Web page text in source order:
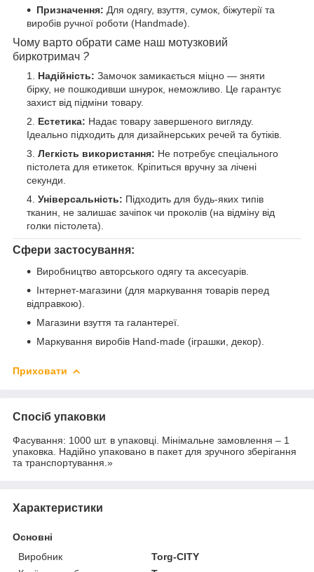
Призначення: Для одягу, взуття, сумок, біжутерії та
виробів ручної роботи (Handmade).
Чому варто обрати саме наш мотузковий
биркотримач ?
Надійність: Замочок замикається міцно — зняти
бірку, не пошкодивши шнурок, неможливо. Це гарантує
захист від підміни товару.
Естетика: Надає товару завершеного вигляду.
Ідеально підходить для дизайнерських речей та бутіків.
Легкість використання: Не потребує спеціального
пістолета для етикеток. Кріпиться вручну за лічені
секунди.
Універсальність: Підходить для будь-яких типів
тканин, не залишає зачіпок чи проколів (на відміну від
голки пістолета).
Сфери застосування:
Виробництво авторського одягу та аксесуарів.
Інтернет-магазини (для маркування товарів перед
відправкою).
Магазини взуття та галантереї.
Маркування виробів Hand-made (іграшки, декор).
Приховати
Спосіб упаковки
Фасування: 1000 шт. в упаковці. Мінімальне замовлення – 1
упаковка. Надійно упаковано в пакет для зручного зберігання
та транспортування.»
Характеристики
Основні
Виробник
Torg-CITY